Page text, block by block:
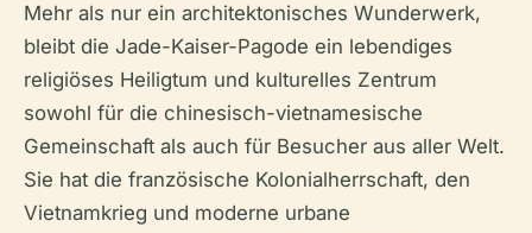
Mehr als nur ein architektonisches Wunderwerk,
bleibt die Jade-Kaiser-Pagode ein lebendiges
religiöses Heiligtum und kulturelles Zentrum
sowohl für die chinesisch-vietnamesische
Gemeinschaft als auch für Besucher aus aller Welt.
Sie hat die französische Kolonialherrschaft, den
Vietnamkrieg und moderne urbane